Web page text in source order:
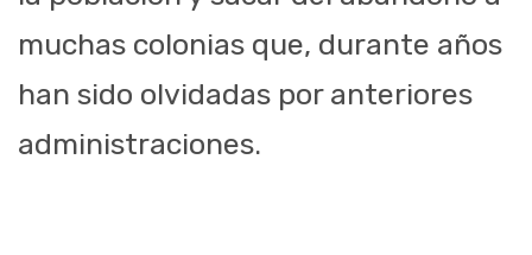
muchas colonias que, durante años
han sido olvidadas por anteriores
administraciones.